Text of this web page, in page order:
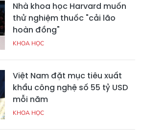
Nhà khoa học Harvard muốn
thử nghiệm thuốc "cải lão
hoàn đồng"
KHOA HỌC
Việt Nam đặt mục tiêu xuất
khẩu công nghệ số 55 tỷ USD
mỗi năm
KHOA HỌC